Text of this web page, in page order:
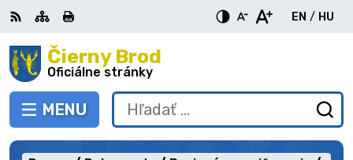
Preskočiť
na
obsah Čierny Brod
Oficiálne stránky
PREPNÚŤ
MENU
RSS MapaTlačiť
EN
English
/ HU
Hľadať: